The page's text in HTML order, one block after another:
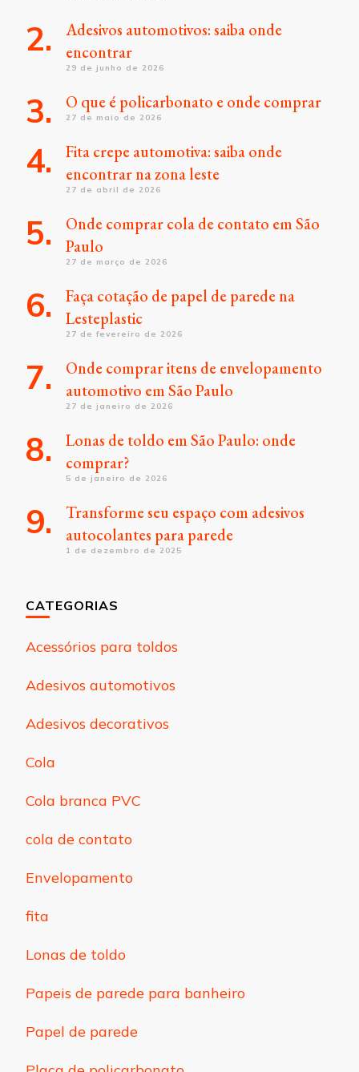
Adesivos automotivos: saiba onde
encontrar
29 de junho de 2026
O que é policarbonato e onde comprar
27 de maio de 2026
Fita crepe automotiva: saiba onde
encontrar na zona leste
27 de abril de 2026
Onde comprar cola de contato em São
Paulo
27 de março de 2026
Faça cotação de papel de parede na
Lesteplastic
27 de fevereiro de 2026
Onde comprar itens de envelopamento
automotivo em São Paulo
27 de janeiro de 2026
Lonas de toldo em São Paulo: onde
comprar?
5 de janeiro de 2026
Transforme seu espaço com adesivos
autocolantes para parede
1 de dezembro de 2025
CATEGORIAS
Acessórios para toldos
Adesivos automotivos
Adesivos decorativos
Cola
Cola branca PVC
cola de contato
Envelopamento
fita
Lonas de toldo
Papeis de parede para banheiro
Papel de parede